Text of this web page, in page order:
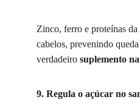
Zinco, ferro e proteínas
cabelos, prevenindo
verdadeiro suplemento
9. Regula o açúcar no